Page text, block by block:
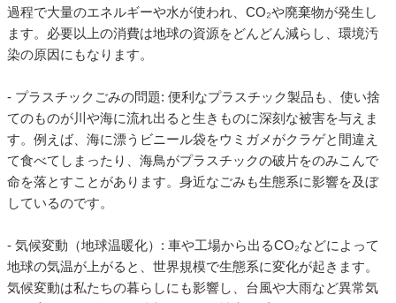
過程で大量のエネルギーや水が使われ、CO₂や廃棄物が発生し
ます。必要以上の消費は地球の資源をどんどん減らし、環境汚
染の原因にもなります。
- プラスチックごみの問題: 便利なプラスチック製品も、使い捨
てのものが川や海に流れ出ると生きものに深刻な被害を与えま
す。例えば、海に漂うビニール袋をウミガメがクラゲと間違え
て食べてしまったり、海鳥がプラスチックの破片をのみこんで
命を落とすことがあります。身近なごみも生態系に影響を及ぼ
しているのです。
- 気候変動（地球温暖化）: 車や工場から出るCO₂などによって
地球の気温が上がると、世界規模で生態系に変化が起きます。
気候変動は私たちの暮らしにも影響し、台風や大雨など異常気